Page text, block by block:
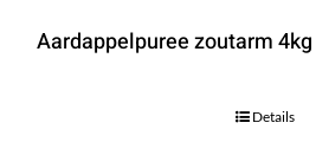
Aardappelpuree zoutarm 4kg
Details